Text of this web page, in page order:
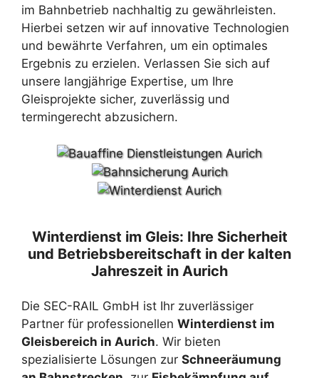
im Bahnbetrieb nachhaltig zu gewährleisten.
Hierbei setzen wir auf innovative Technologien
und bewährte Verfahren, um ein optimales
Ergebnis zu erzielen. Verlassen Sie sich auf
unsere langjährige Expertise, um Ihre
Gleisprojekte sicher, zuverlässig und
termingerecht abzusichern.
Winterdienst im Gleis: Ihre Sicherheit
und Betriebsbereitschaft in der kalten
Jahreszeit in Aurich
Die SEC-RAIL GmbH ist Ihr zuverlässiger
Partner für professionellen Winterdienst im
Gleisbereich in Aurich. Wir bieten
spezialisierte Lösungen zur Schneeräumung